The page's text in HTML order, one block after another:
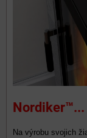
​Nordiker™...
Na výrobu svojich